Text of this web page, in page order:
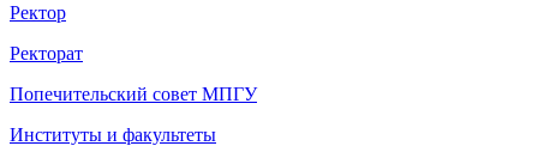
Ректор
Ректорат
Попечительский совет МПГУ
Институты и факультеты